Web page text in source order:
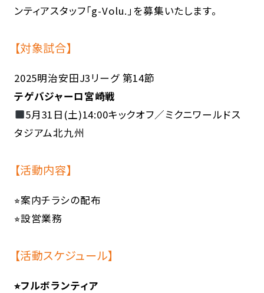
ンティアスタッフ「g-Volu.」を募集いたします。
【対象試合】
2025明治安田J3リーグ 第14節
テゲバジャーロ宮崎戦
5月31日(土)14:00キックオフ／ミクニワールドス
タジアム北九州
【活動内容】
⭐︎案内チラシの配布
⭐︎設営業務
【活動スケジュール】
⭐︎フルボランティア